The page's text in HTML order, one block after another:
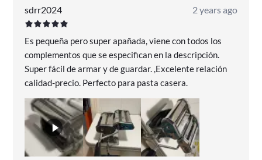
sdrr2024 2 years ago
Es pequeña pero super apañada, viene con todos los
complementos que se especifican en la descripción.
Super fácil de armar y de guardar. ,Excelente relación
calidad-precio. Perfecto para pasta casera.